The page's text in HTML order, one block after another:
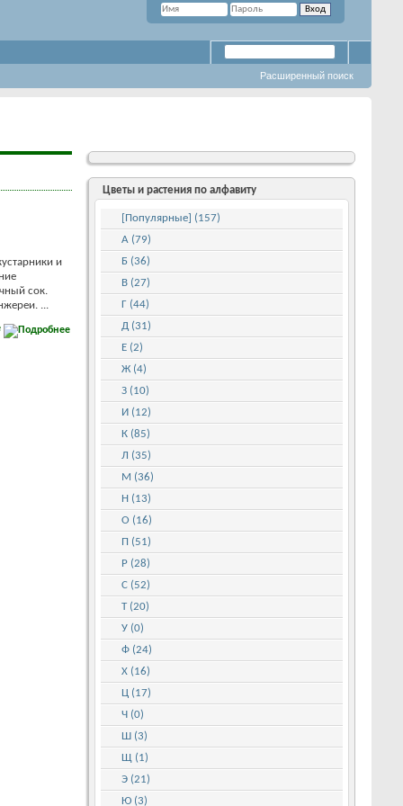
Расширенный поиск
и
сок.
...
Цветы и растения по алфавиту
[Популярные] (157)
А (79)
Б (36)
В (27)
Г (44)
Д (31)
Е (2)
Ж (4)
З (10)
И (12)
К (85)
Л (35)
М (36)
Н (13)
О (16)
П (51)
Р (28)
С (52)
Т (20)
У (0)
Ф (24)
Х (16)
Ц (17)
Ч (0)
Ш (3)
Щ (1)
Э (21)
Ю (3)